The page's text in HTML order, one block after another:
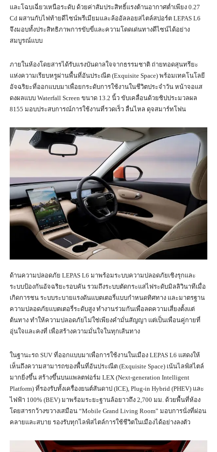
และโฉบเฉี่ยวเหนือระดับ ด้วยค่าสัมประสิทธิ์แรงต้านอากาศต่ำเพียง 0.27
Cd ผสานกับไฟท้ายดีไซน์พรีเมียมและล้ออัลลอยสไตล์สปอร์ต LEPAS L6
จึงมอบทั้งประสิทธิภาพการขับขี่และความโดดเด่นทางดีไซน์ได้อย่าง
สมบูรณ์แบบ
ภายในห้องโดยสารได้รับแรงบันดาลใจจากธรรมชาติ ถ่ายทอดสุนทรียะ
แห่งความเรียบหรูผ่านพื้นที่อันประณีต (Exquisite Space) พร้อมเทคโนโลยี
อัจฉริยะที่ออกแบบมาเพื่อยกระดับการใช้งานในชีวิตประจำวัน หน้าจอแส
ดงผลแบบ Waterfall Screen ขนาด 13.2 นิ้ว ขับเคลื่อนด้วยชิปประมวลผล
8155 มอบประสบการณ์การใช้งานที่รวดเร็ว ลื่นไหล ดุจสมาร์ทโฟน
ด้านความปลอดภัย LEPAS L6 มาพร้อมระบบความปลอดภัยเชิงรุกและ
ระบบป้องกันอัจฉริยะรอบคัน รวมถึงระบบตัดกระแสไฟระดับมิลลิวินาทีเมื่อ
เกิดการชน ระบบระบายแรงดันแบตเตอรี่แบบกำหนดทิศทาง และมาตรฐาน
ความปลอดภัยแบตเตอรี่ระดับสูง ทำงานร่วมกันเพื่อลดความเสี่ยงตั้งแต่
ต้นทาง ทำให้ความปลอดภัยไม่ใช่เพียงคำมั่นสัญญา แต่เป็นเพื่อนคู่กายที่
อุ่นใจและคงที่ เพื่อสร้างความมั่นใจในทุกเส้นทาง
ในฐานะรถ SUV ที่ออกแบบมาเพื่อการใช้งานในเมือง LEPAS L6 แสดงให้
เห็นถึงความสามารถของพื้นที่อันประณีต (Exquisite Space) เน้นไลฟ์สไตล์
มากยิ่งขึ้น สร้างขึ้นบนแพลตฟอร์ม LEX (Next-generation Intelligent
Platform) ที่รองรับทั้งเครื่องยนต์สันดาป (ICE), Plug-in Hybrid (PHEV) และ
ไฟฟ้า 100% (BEV) มาพร้อมระยะฐานล้อยาวถึง 2,700 มม. ด้วยพื้นที่ห้อง
โดยสารกว้างขวางเสมือน “Mobile Grand Living Room” มอบการนั่งที่ผ่อน
คลายและสบาย รองรับทุกไลฟ์สไตล์การใช้ชีวิตในเมืองได้อย่างลงตัว